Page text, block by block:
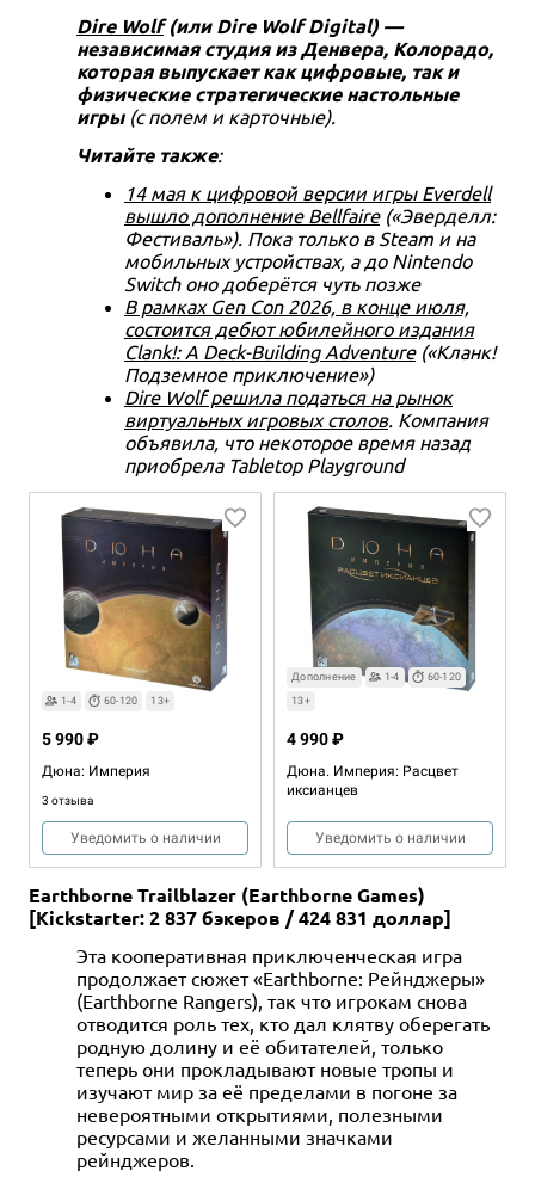
Dire Wolf(или Dire Wolf Digital) —
независимая студия из Денвера, Колорадо,
которая выпускает как цифровые, так и
физические стратегические настольные
игры(с полем и карточные).
Читайте также:
14 мая к цифровой версии игры Everdell
вышло дополнение Bellfaire(«Эверделл:
Фестиваль»). Пока только в Steam и на
мобильных устройствах, а до Nintendo
Switch оно доберётся чуть позже
В рамках Gen Con 2026, в конце июля,
состоится дебют юбилейного издания
Clank!: A Deck-Building Adventure(«Кланк!
Подземное приключение»)
Dire Wolf решила податься на рынок
виртуальных игровых столов. Компания
объявила, что некоторое время назад
приобрела Tabletop Playground
1-4 60-120 13+
Дюна: Империя
3 отзыва
5 990 ₽
Уведомить о наличии
Дополнение 1-4
60-120
13+
Дюна. Империя: Расцвет
иксианцев
4 990 ₽
Уведомить о наличии
30-60 12+
Кланк! Подземное
приключение
5 490 ₽
2-4 45-90 13+
Кланк! Катакомбы
5 990 ₽
Earthborne Trailblazer (Earthborne Games)
[Kickstarter: 2 837 бэкеров / 424 831 доллар]
Эта кооперативная приключенческая игра
продолжает сюжет «Earthborne: Рейнджеры»
(Earthborne Rangers), так что игрокам снова
отводится роль тех, кто дал клятву оберегать
родную долину и её обитателей, только
теперь они прокладывают новые тропы и
изучают мир за её пределами в погоне за
невероятными открытиями, полезными
ресурсами и желанными значками
рейнджеров.